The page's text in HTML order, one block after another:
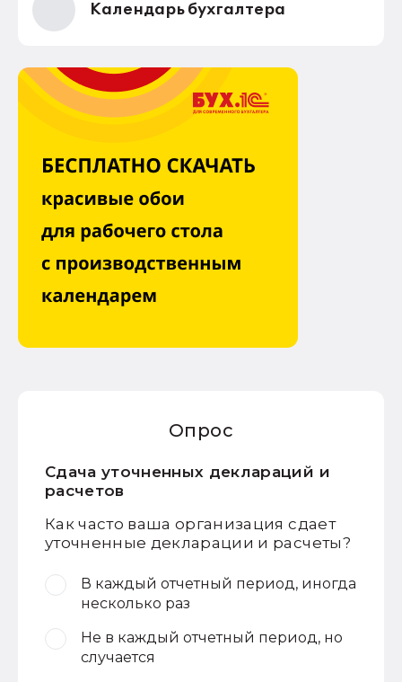
Календарь бухгалтера
Опрос
Сдача уточненных деклараций и
расчетов
Как часто ваша организация сдает
уточненные декларации и расчеты?
В каждый отчетный период, иногда
несколько раз
Не в каждый отчетный период, но
случается